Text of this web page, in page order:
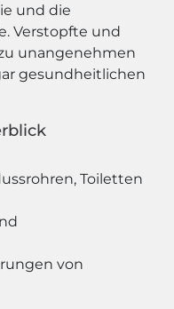
und die
Verstopfte und
unangenehmen
gesundheitlichen
Toiletten
von